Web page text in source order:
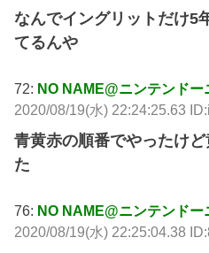
なんでイングリットだけ5
てるんや
72: NO NAME@ニンテンドー
2020/08/19(水) 22:24:25.63
青黄赤の順番でやったけ
た
76: NO NAME@ニンテンドー
2020/08/19(水) 22:25:04.38